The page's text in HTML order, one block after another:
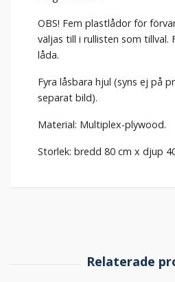
OBS! Fem plastlådor för
väljas till i rullisten som tillval.
låda.
Fyra låsbara hjul (syns ej på
separat bild).
Material: Multiplex-plywood.
Storlek: bredd 80 cm x djup